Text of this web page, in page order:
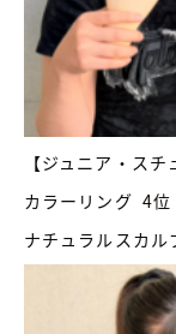
【ジュニア・スチ
カラーリング 4
ナチュラルスカ